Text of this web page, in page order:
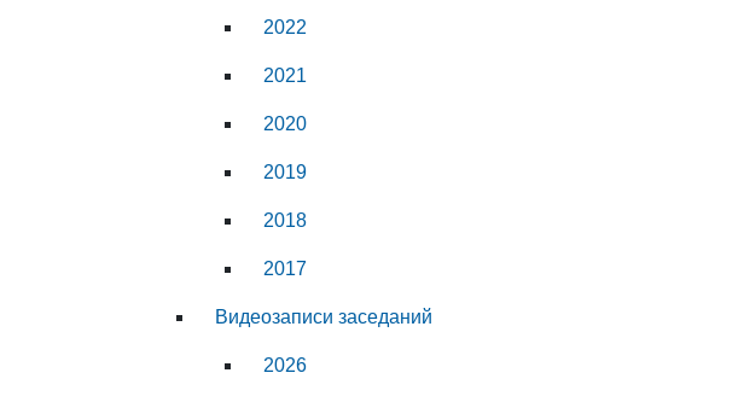
2022
2021
2020
2019
2018
2017
Видеозаписи заседаний
2026